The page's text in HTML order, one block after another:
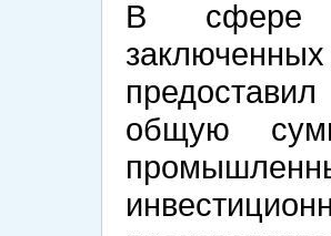
В сфере
общую